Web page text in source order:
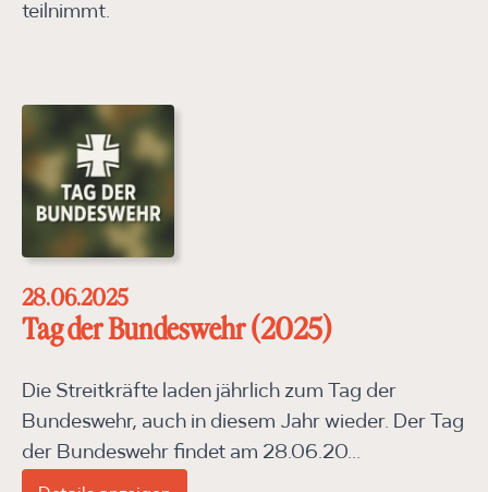
teilnimmt.
28.06.2025
Tag der Bundeswehr (2025)
Die Streitkräfte laden jährlich zum Tag der
Bundeswehr, auch in diesem Jahr wieder. Der Tag
der Bundeswehr findet am 28.06.20...